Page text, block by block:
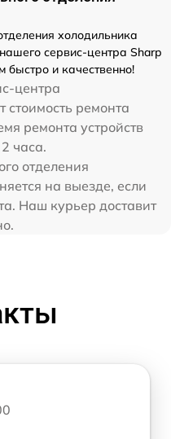
холодильника
сервис-центра Sharp
и качественно!
центра
стоимость ремонта
ремонта устройств
часа.
отделения
на выезде, если
Наш курьер доставит